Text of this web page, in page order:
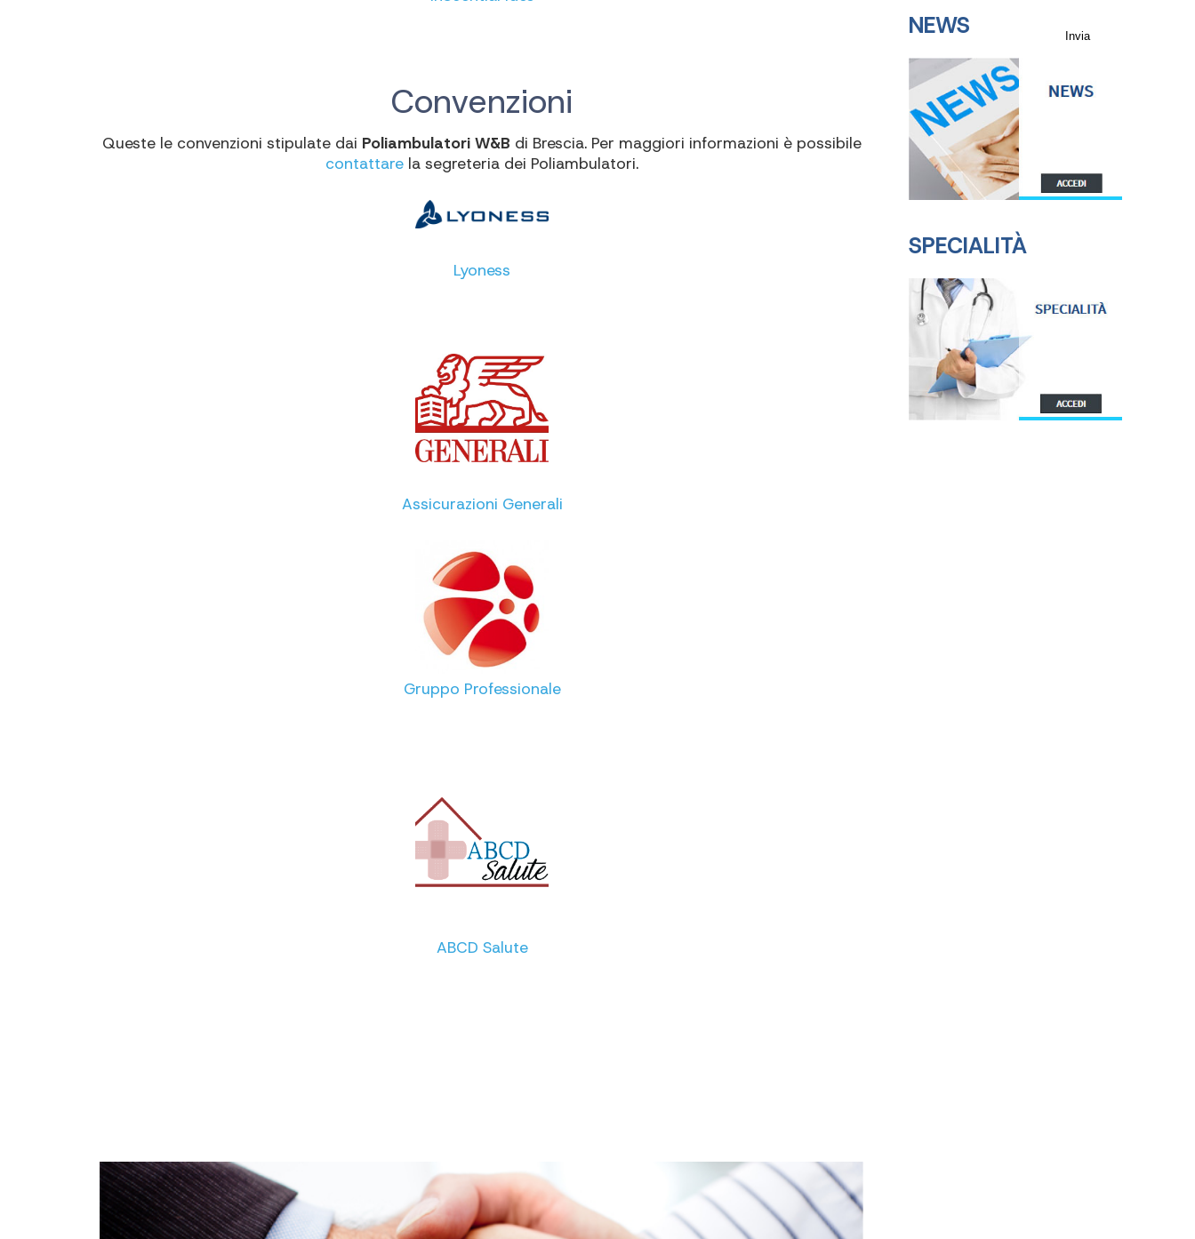
Convenzioni
Queste le convenzioni stipulate dai Poliambulatori W&B di Brescia. Per maggiori informazioni è possibile
contattare la segreteria dei Poliambulatori.
Lyoness
Assicurazioni Generali
Gruppo Professionale
ABCD Salute
NEWS
SPECIALITÀ